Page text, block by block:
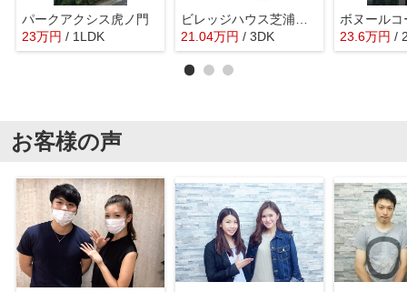
パークアクシス虎ノ門
23万円 / 1LDK
21.04万円 / 3DK
ボヌールコ
23.6万円 /
お客様の声